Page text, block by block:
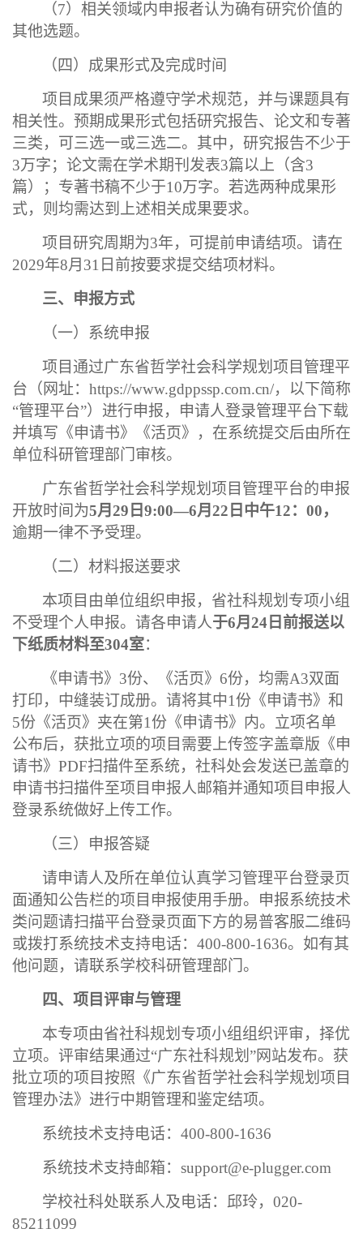
（7）相关领域内申报者认为确有研究价值的
其他选题。
（四）成果形式及完成时间
项目成果须严格遵守学术规范，并与课题具有
相关性。预期成果形式包括研究报告、论文和专著
三类，可三选一或三选二。其中，研究报告不少于
3万字；论文需在学术期刊发表3篇以上（含3
篇）；专著书稿不少于10万字。若选两种成果形
式，则均需达到上述相关成果要求。
项目研究周期为3年，可提前申请结项。请在
2029年8月31日前按要求提交结项材料。
三、申报方式
（一）系统申报
项目通过广东省哲学社会科学规划项目管理平
台（网址： https://www.gdppssp.com.cn/，以下简称
“管理平台”）进行申报，申请人登录管理平台下载
并填写《申请书》《活页》，在系统提交后由所在
单位科研管理部门审核。
广东省哲学社会科学规划项目管理平台的申报
开放时间为5月29日9:00—6月22日中午12：00，
逾期一律不予受理。
（二）材料报送要求
本项目由单位组织申报，省社科规划专项小组
不受理个人申报。请各申请人于6月24日前报送以
下纸质材料至304室：
《申请书》 3份、《活页》6份，均需A3双面
打印，中缝装订成册。请将其中1份《申请书》和
5份《活页》夹在第1份《申请书》内。立项名单
公布后，获批立项的项目需要上传签字盖章版《申
请书》PDF扫描件至系统，社科处会发送已盖章的
申请书扫描件至项目申报人邮箱并通知项目申报人
登录系统做好上传工作。
（三）申报答疑
请申请人及所在单位认真学习管理平台登录页
面通知公告栏的项目申报使用手册。申报系统技术
类问题请扫描平台登录页面下方的易普客服二维码
或拨打系统技术支持电话： 400-800-1636。如有其
他问题，请联系学校科研管理部门。
四、项目评审与管理
本专项由省社科规划专项小组组织评审，择优
立项。评审结果通过“广东社科规划”网站发布。获
批立项的项目按照《广东省哲学社会科学规划项目
管理办法》进行中期管理和鉴定结项。
系统技术支持电话： 400-800-1636
系统技术支持邮箱： support@e-plugger.com
学校社科处联系人及电话： 邱玲， 020-
85211099